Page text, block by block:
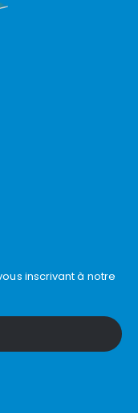
inscrivant à notre